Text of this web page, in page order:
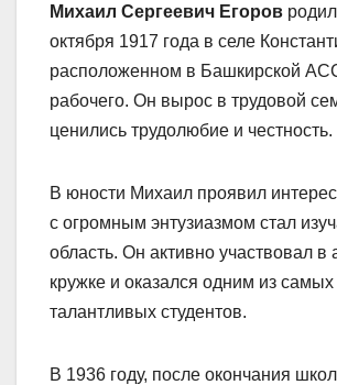
Михаил Сергеевич Егоров
октября 1917 года в селе
расположенном в Башкирской
рабочего. Он вырос в трудовой
ценились трудолюбие и честность.
В юности Михаил проявил
с огромным энтузиазмом стал
область. Он активно участвовал
кружке и оказался одним из самых
талантливых студентов.
В 1936 году, после окончания